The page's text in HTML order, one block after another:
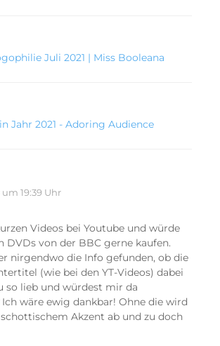
Juli 2021 | Miss Booleana
Jahr 2021 - Adoring Audience
19:39 Uhr
Videos bei Youtube und würde
DVDs von der BBC gerne kaufen.
nirgendwo die Info gefunden, ob die
(wie bei den YT-Videos) dabei
so lieb und würdest mir da
wäre ewig dankbar! Ohne die wird
Akzent ab und zu doch